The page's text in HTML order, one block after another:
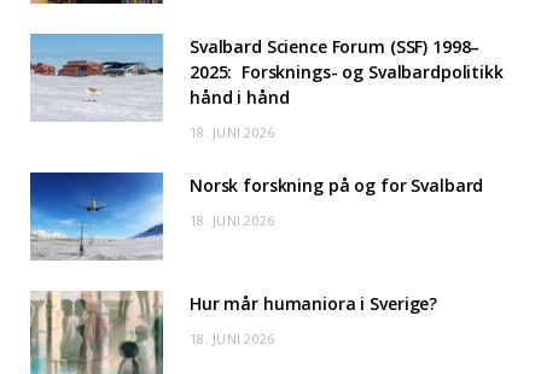
Svalbard Science Forum (SSF) 1998–
2025: Forsknings- og Svalbardpolitikk
hånd i hånd
18. JUNI 2026
Norsk forskning på og for Svalbard
18. JUNI 2026
Hur mår humaniora i Sverige?
18. JUNI 2026